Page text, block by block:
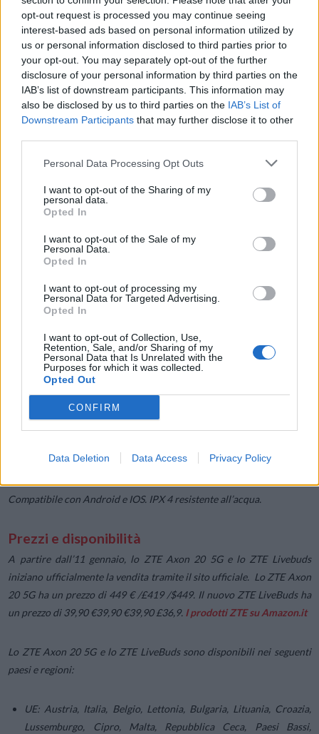
opt-out request is processed you may continue seeing
interest-based ads based on personal information utilized by
us or personal information disclosed to third parties prior to
your opt-out. You may separately opt-out of the further
disclosure of your personal information by third parties on the
IAB’s list of downstream participants. This information may
also be disclosed by us to third parties on the IAB’s List of
Downstream Participants that may further disclose it to other
Personal Data Processing Opt Outs
I want to opt-out of the Sharing of my
personal data.
Opted In
I want to opt-out of the Sale of my
Personal Data.
Opted In
I want to opt-out of processing my
Personal Data for Targeted Advertising.
Opted In
I want to opt-out of Collection, Use,
Retention, Sale, and/or Sharing of my
Personal Data that Is Unrelated with the
Purposes for which it was collected.
Opted Out
CONFIRM
Data Deletion Data Access Privacy Policy
stesso tempo aiuta a rendere il retro più resistente e impermeabile
rispetto ai telefoni con pannello posteriore in vetro. Lo ZTE Axon 20
5G pesa 198 g, 7,98 mm, con un design ad arco di vita a doppia
curvatura e la sensazione generale è confortevole anche dopo aver
utilizzato il telefono per un lungo periodo di tempo.
LiveBuds, vivere il suono
ZTE annuncia
ad alta definizione all’interno, lo ZTE LiveBuds utilizza la riduzione
del rumore ambientale ENC con l’inclusione di un chip intelligente di
riduzione del rumore che sopprime il 90% del rumore ambientale.
Decodifica AAC con bassa latenza e trasmissione ad alta velocità.
Tocco intelligente che permette di controllare lo ZTE LiveBuds
con la punta delle dita.
Box batteria da 550mAh che garantisce 20 ore di autonomia e 4
ore di utilizzo.
4 grammi di peso leggero e design ergonomico per un utilizzo
Compatibile con Android e IOS. IPX 4 resistente all’acqua.
Prezzi e disponibilità
A partire dall’11 gennaio, lo ZTE Axon 20 5G e lo ZTE Livebuds
iniziano ufficialmente la vendita tramite il sito ufficiale. Lo ZTE Axon
20 5G ha un prezzo di 449 € /£419 /$449. Il nuovo ZTE LiveBuds ha
un prezzo di 39,90 €39,90 €39,90 £36,9. I prodotti ZTE su Amazon.it
Lo ZTE Axon 20 5G e lo ZTE LiveBuds sono disponibili nei seguenti
paesi e regioni:
UE: Austria, Italia, Belgio, Lettonia, Bulgaria, Lituania, Croazia,
Lussemburgo, Cipro, Malta, Repubblica Ceca, Paesi Bassi,